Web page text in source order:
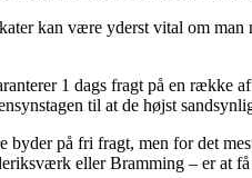
kan være yderst vital om man
1 dags fragt på en række
til at de højst
byder på fri fragt, men for det
eller Bramming – er at